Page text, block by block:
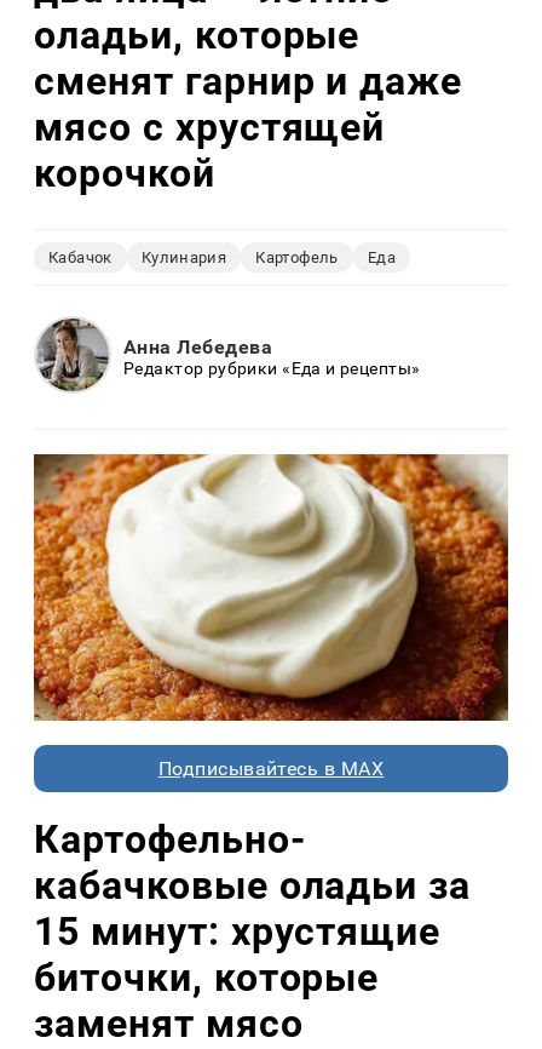
оладьи, которые
сменят гарнир и даже
мясо с хрустящей
корочкой
Кабачок Кулинария Картофель Еда
Анна Лебедева
Редактор рубрики «Еда и рецепты»
Подписывайтесь в MAX
Картофельно-
кабачковые оладьи за
15 минут: хрустящие
биточки, которые
заменят мясо